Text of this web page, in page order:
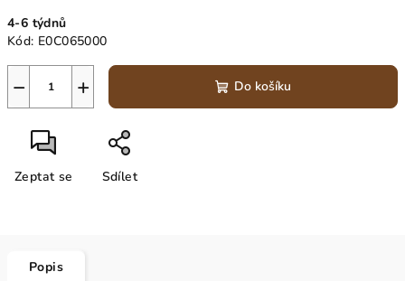
cena:
4-6 týdnů
Kód: E0C065000
+
− Do košíku
Zeptat se Sdílet
Popis